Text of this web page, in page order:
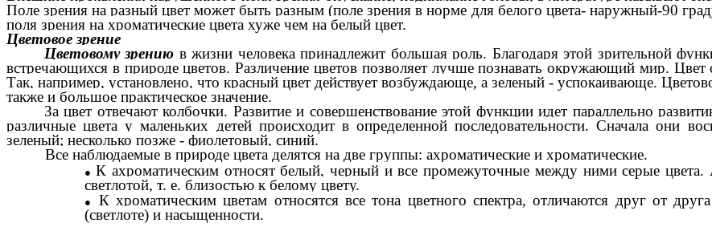
Поле зрения на разный цвет может быть разным (поле зрения в норме для белого цвета- наружный-90
поля зрения на хроматические цвета хуже чем на белый цвет.
Цветовое зрение
Цветовому зрению в жизни человека принадлежит большая роль. Благодаря этой зрительной
встречающихся в природе цветов. Различение цветов позволяет лучше познавать окружающий мир. Цвет
Так, например, установлено, что красный цвет действует возбуждающе, а зеленый - успокаивающе.
также и большое практическое значение.
За цвет отвечают колбочки. Развитие и совершенствование этой функции идет параллельно
различные цвета у маленьких детей происходит в определенной последовательности. Сначала они
зеленый; несколько позже - фиолетовый, синий.
Все наблюдаемые в природе цвета делятся на две группы: ахроматические и хроматические.
К ахроматическим относят белый, черный и все промежуточные между ними серые цвета.
светлотой, т. е. близостью к белому цвету.
К хроматическим цветам относятся все тона цветного спектра, отличаются друг от
(светлоте) и насыщенности.